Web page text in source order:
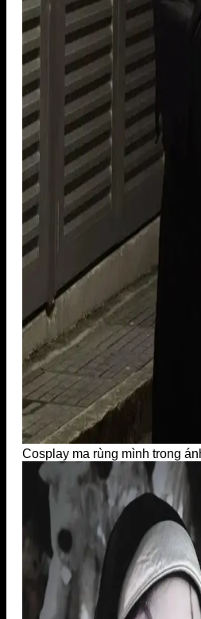
Cosplay ma rùng mình trong